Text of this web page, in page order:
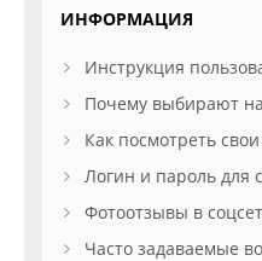
ИНФОРМАЦИЯ
Инструкция
Почему выбирают
Как посмотреть
Логин и пароль для
Фотоотзывы в
Часто задаваемые